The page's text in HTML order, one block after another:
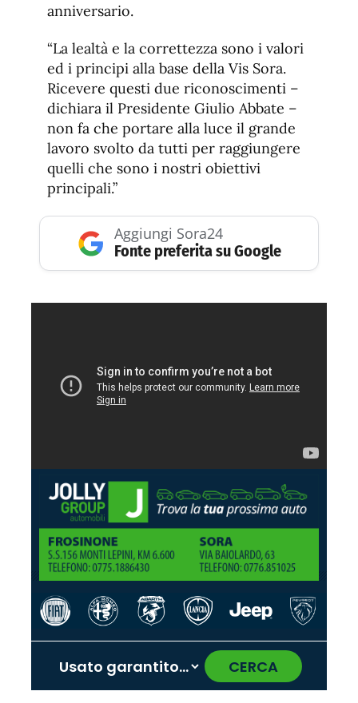
anniversario.
“La lealtà e la correttezza sono i valori
ed i principi alla base della Vis Sora.
Ricevere questi due riconoscimenti –
dichiara il Presidente Giulio Abbate –
non fa che portare alla luce il grande
lavoro svolto da tutti per raggiungere
quelli che sono i nostri obiettivi
principali.”
Aggiungi Sora24
Fonte preferita su Google
CERCA
‹ ›